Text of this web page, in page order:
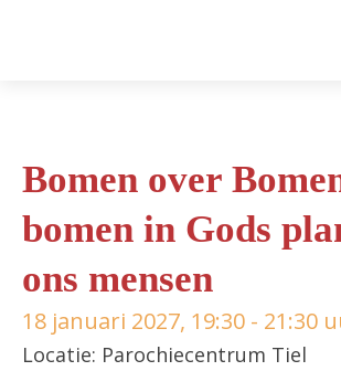
Bomen over
bomen in Gods
ons mensen
18 januari 2027, 19:30 - 21:30
Locatie: Parochiecentrum Tiel